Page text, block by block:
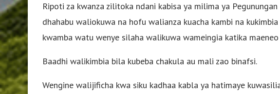
Ripoti za kwanza zilitoka ndani kabisa ya milima ya
dhahabu waliokuwa na hofu walianza kuacha kambi na
kwamba watu wenye silaha walikuwa wameingia katika
Baadhi walikimbia bila kubeba chakula au mali zao binafsi.
Wengine walijificha kwa siku kadhaa kabla ya hatimaye